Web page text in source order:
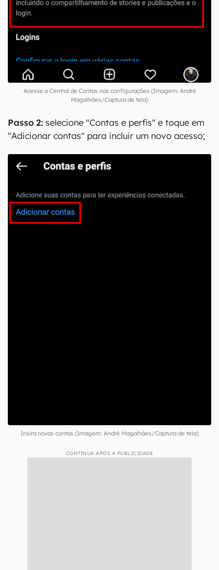
Acesse a Central de Contas nas configurações (Imagem: André
Magalhães/Captura de tela)
Passo 2: selecione "Contas e perfis" e toque em
"Adicionar contas" para incluir um novo acesso;
Insira novas contas (Imagem: André Magalhães/Captura de tela)
CONTINUA APÓS A PUBLICIDADE